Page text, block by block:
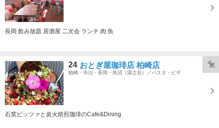
長岡 飲み放題 居酒屋 二次会 ランチ 肉 魚
24 おとぎ屋珈琲店 柏崎店
柏崎・寺泊・長岡・魚沼（湯之谷）／パスタ・ピザ
石窯ピッツァと炭火焙煎珈琲のCafe&Dining